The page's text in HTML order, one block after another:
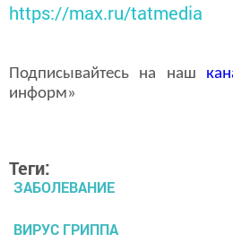
https://max.ru/tatmedia
Подписывайтесь на наш
информ»
Теги:
ЗАБОЛЕВАНИЕ
ВИРУС ГРИППА